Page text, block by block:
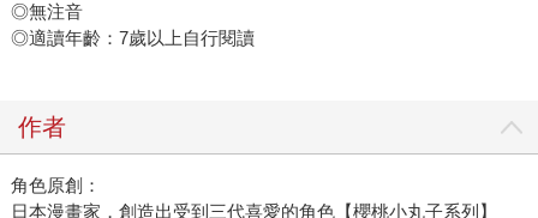
◎無注音
◎適讀年齡：7歲以上自行閱讀
作者
角色原創：
日本漫畫家，創造出受到三代喜愛的角色【櫻桃小丸子系列】